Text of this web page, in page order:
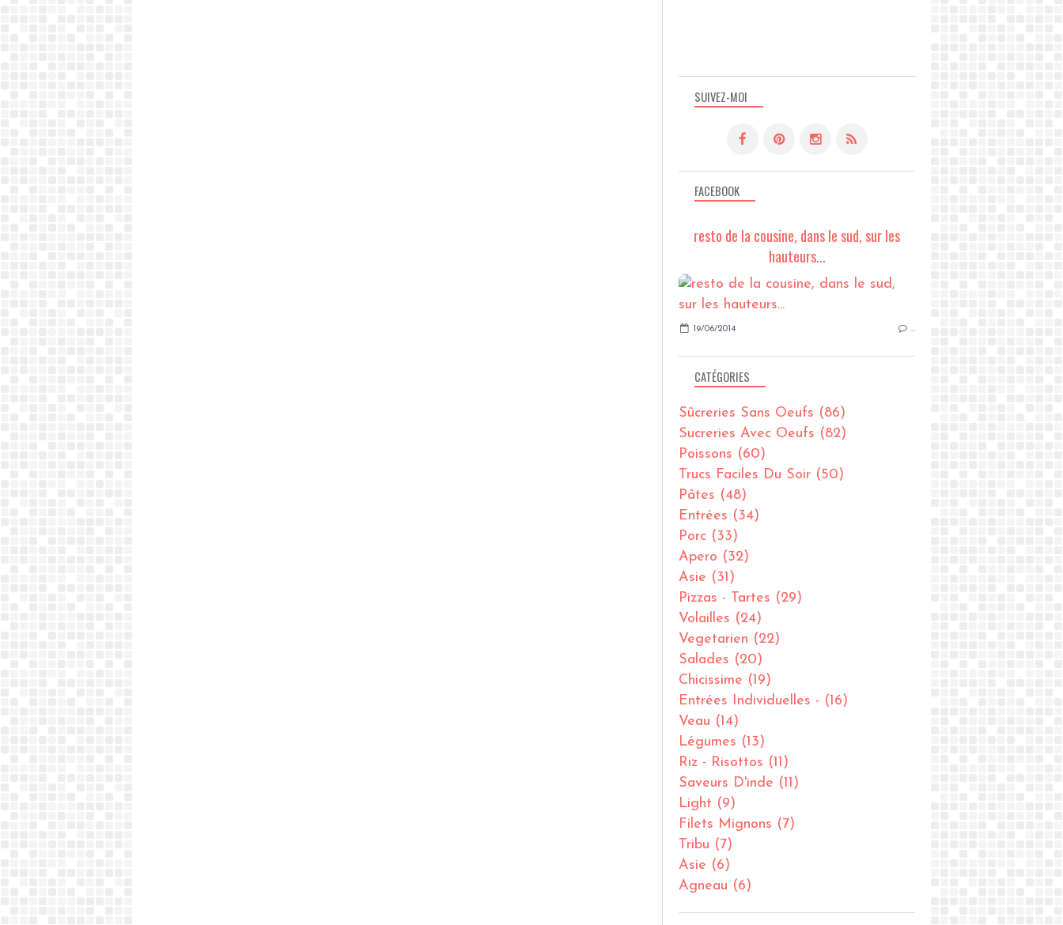
SUIVEZ-MOI
FACEBOOK
resto de la cousine, dans le sud, sur les
hauteurs...
19/06/2014 …
CATÉGORIES
Sûcreries Sans Oeufs (86)
Sucreries Avec Oeufs (82)
Poissons (60)
Trucs Faciles Du Soir (50)
Pâtes (48)
Entrées (34)
Porc (33)
Apero (32)
Asie (31)
Pizzas - Tartes (29)
Volailles (24)
Vegetarien (22)
Salades (20)
Chicissime (19)
Entrées Individuelles - (16)
Veau (14)
Légumes (13)
Riz - Risottos (11)
Saveurs D'inde (11)
Light (9)
Filets Mignons (7)
Tribu (7)
Asie (6)
Agneau (6)